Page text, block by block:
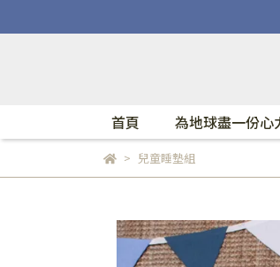
首頁 為地球盡一份心
兒童睡墊組